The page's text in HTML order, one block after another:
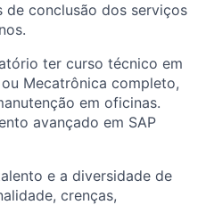
conclusão dos serviços
ter curso técnico em
Mecatrônica completo,
em oficinas.
avançado em SAP
e a diversidade de
crenças,